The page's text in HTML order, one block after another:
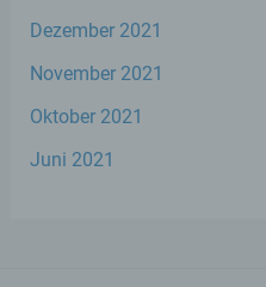
Dezember 2021
November 2021
Oktober 2021
Juni 2021
Sind die Zwecke
das Recht der
beziehungsweise
Unionsrecht oder